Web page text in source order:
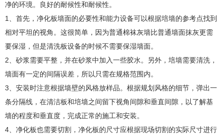
净的环境。良好的耐候性和耐候性。
1、首先，净化板墙面的必要性和能力设备可以根据培墙的参考点找到
相对平坦的视角。这很简单，因为普通棉袜灰墙比普通墙面抹灰更需
要保湿，但是清洗板设备的时候不需要保湿墙面。
2、砂浆需要平整，并在砂浆中加入一些胶水。另外，培墙需要清洗，
墙面有一定的间隔误差，所以只需在规格范围内。
3、安装时注意根据墙壁的风格放样品。根据规划风格的细节，弹出一
条分隔线，在清洁板和培墙之间留下视角间隙和垂直间隙，以了解基
墙的程度和垂直度，完成正常的施工和安装。
4、净化板也需要切割，净化板的尺寸应根据现场切割的实际尺寸进行